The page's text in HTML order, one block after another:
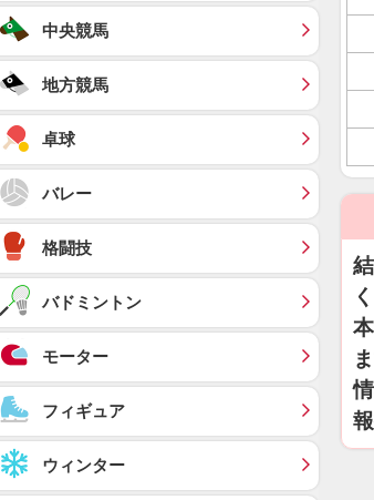
中央競馬
地方競馬
卓球
バレー
格闘技
バドミントン
モーター
フィギュア
ウィンター